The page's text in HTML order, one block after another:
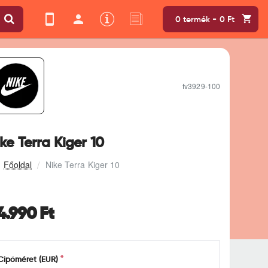
0 termék - 0 Ft
Nike Terra Kiger 10
Terra Kiger 10
fv3929-100
Ft
(EUR)